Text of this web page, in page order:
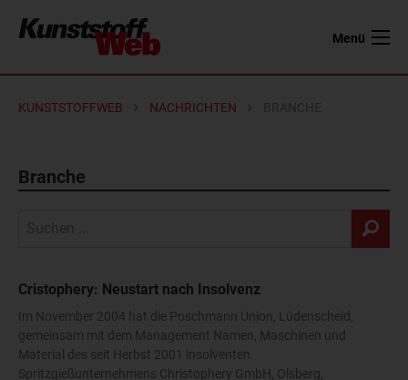
Menü
KUNSTSTOFFWEB NACHRICHTEN
Branche
Cristophery: Neustart nach Insolvenz
Im November 2004 hat die Poschmann Union, Lüdenscheid,
gemeinsam mit dem Management Namen, Maschinen und
Material des seit Herbst 2001 insolventen
Spritzgießunternehmens Christophery GmbH, Olsberg,